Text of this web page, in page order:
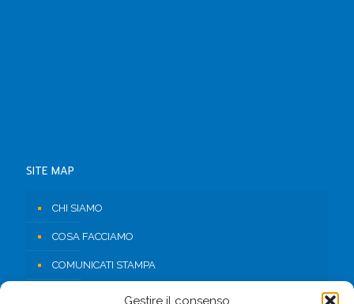
Gestire il consenso
SITE MAP
CHI SIAMO
COSA FACCIAMO
COMUNICATI STAMPA